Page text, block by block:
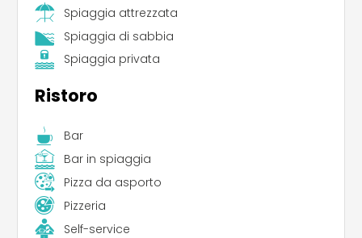
Spiaggia attrezzata
Spiaggia di sabbia
Spiaggia privata
Ristoro
Bar
Bar in spiaggia
Pizza da asporto
Pizzeria
Self-service